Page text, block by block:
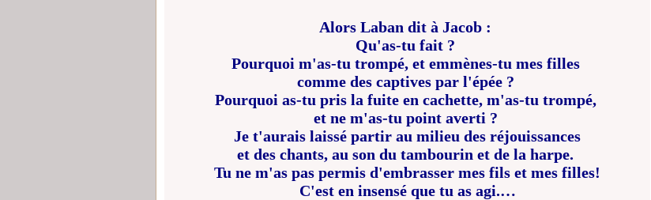
Alors Laban dit à Jacob :
Qu'as-tu fait ?
Pourquoi m'as-tu trompé, et emmènes-tu mes filles
comme des captives par l'épée ?
Pourquoi as-tu pris la fuite en cachette, m'as-tu trompé,
et ne m'as-tu point averti ?
Je t'aurais laissé partir au milieu des réjouissances
et des chants, au son du tambourin et de la harpe.
Tu ne m'as pas permis d'embrasser mes fils et mes filles!
C'est en insensé que tu as agi.…